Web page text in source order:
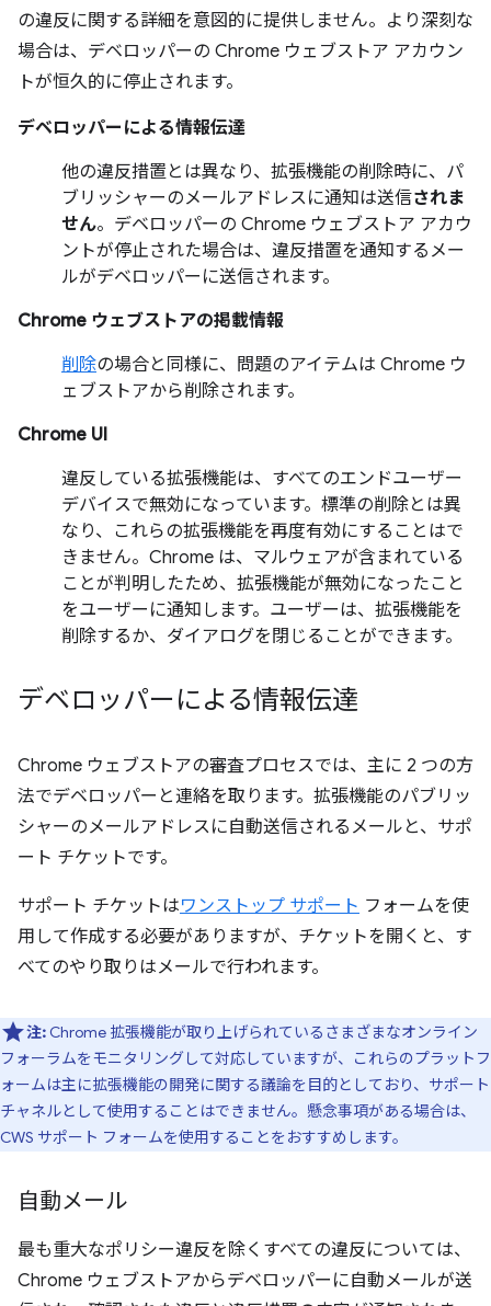
の違反に関する詳細を意図的に提供しません。より深刻な
場合は、デベロッパーの Chrome ウェブストア アカウン
トが恒久的に停止されます。
デベロッパーによる情報伝達
他の違反措置とは異なり、拡張機能の削除時に、パ
ブリッシャーのメールアドレスに通知は送信されま
せん。デベロッパーの Chrome ウェブストア アカウ
ントが停止された場合は、違反措置を通知するメー
ルがデベロッパーに送信されます。
Chrome ウェブストアの掲載情報
削除の場合と同様に、問題のアイテムは Chrome ウ
ェブストアから削除されます。
Chrome UI
違反している拡張機能は、すべてのエンドユーザー
デバイスで無効になっています。標準の削除とは異
なり、これらの拡張機能を再度有効にすることはで
きません。Chrome は、マルウェアが含まれている
ことが判明したため、拡張機能が無効になったこと
をユーザーに通知します。ユーザーは、拡張機能を
削除するか、ダイアログを閉じることができます。
デベロッパーによる情報伝達
Chrome ウェブストアの審査プロセスでは、主に 2 つの方
法でデベロッパーと連絡を取ります。拡張機能のパブリッ
シャーのメールアドレスに自動送信されるメールと、サポ
ート チケットです。
サポート チケットはワンストップ サポート フォームを使
用して作成する必要がありますが、チケットを開くと、す
べてのやり取りはメールで行われます。
注: Chrome 拡張機能が取り上げられているさまざまなオンライン
フォーラムをモニタリングして対応していますが、これらのプラットフ
ォームは主に拡張機能の開発に関する議論を目的としており、サポート
チャネルとして使用することはできません。懸念事項がある場合は、
CWS サポート フォームを使用することをおすすめします。
自動メール
最も重大なポリシー違反を除くすべての違反については、
Chrome ウェブストアからデベロッパーに自動メールが送